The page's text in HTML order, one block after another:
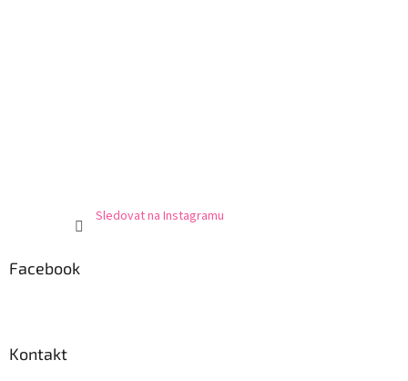
Sledovat na Instagramu
Facebook
Kontakt